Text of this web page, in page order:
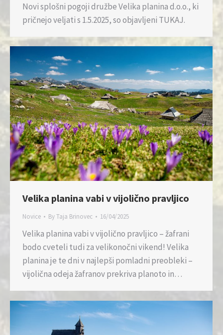
Novi splošni pogoji družbe Velika planina d.o.o., ki
pričnejo veljati s 1.5.2025, so objavljeni TUKAJ.
Velika planina vabi v vijolično pravljico
Novice ByTaja Brinovec 16/04/2025
Velika planina vabi v vijolično pravljico – žafrani
bodo cveteli tudi za velikonočni vikend! Velika
planina je te dni v najlepši pomladni preobleki –
vijolična odeja žafranov prekriva planoto in…